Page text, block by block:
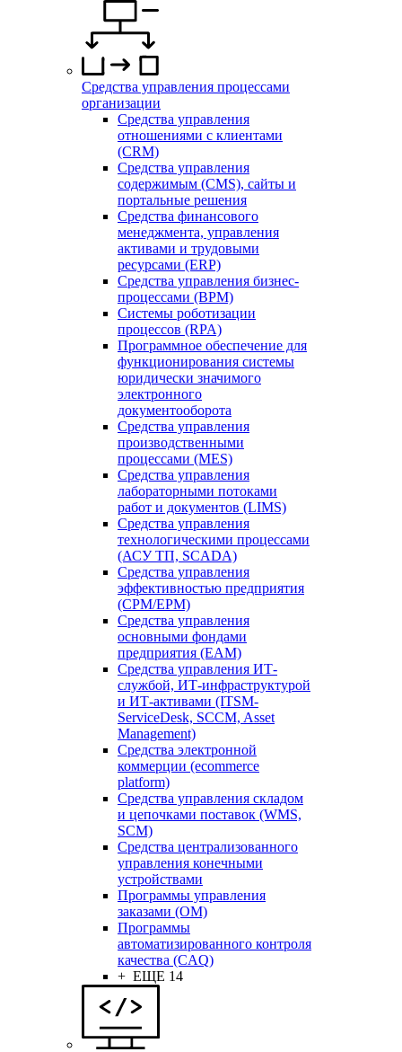
Средства управления процессами
организации
Средства управления
отношениями с клиентами
(CRM)
Средства управления
содержимым (CMS), сайты и
портальные решения
Средства финансового
менеджмента, управления
активами и трудовыми
ресурсами (ERP)
Средства управления бизнес-
процессами (BPM)
Системы роботизации
процессов (RPA)
Программное обеспечение для
функционирования системы
юридически значимого
электронного
документооборота
Средства управления
производственными
процессами (MES)
Средства управления
лабораторными потоками
работ и документов (LIMS)
Средства управления
технологическими процессами
(АСУ ТП, SCADA)
Средства управления
эффективностью предприятия
(CPM/EPM)
Средства управления
основными фондами
предприятия (EAM)
Средства управления ИТ-
службой, ИТ-инфраструктурой
и ИТ-активами (ITSM-
ServiceDesk, SCCM, Asset
Management)
Средства электронной
коммерции (ecommerce
platform)
Средства управления складом
и цепочками поставок (WMS,
SCM)
Средства централизованного
управления конечными
устройствами
Программы управления
заказами (OM)
Программы
автоматизированного контроля
качества (CAQ)
+ ЕЩЕ 14